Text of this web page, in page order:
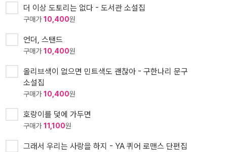
더 이상 도토리는 없다 - 도서관 소설집
구매가10,400원
언더, 스탠드
구매가10,400원
올리브색이 없으면 민트색도 괜찮아 - 구한나리 문구
소설집
구매가10,400원
호랑이를 덫에 가두면
구매가11,100원
그래서 우리는 사랑을 하지 - YA 퀴어 로맨스 단편집